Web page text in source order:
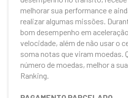
melhorar sua performance e
realizar algumas missões.
bom desempenho em
velocidade, além de não usar o
soma notas que viram moedas.
número de moedas, melhor a
Ranking.